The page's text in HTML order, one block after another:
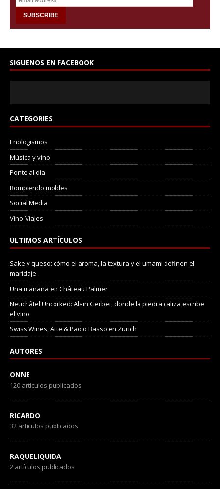
SIGUENOS EN FACEBOOK
CATEGORIES
Enologismos
Música y vino
Ponte al día
Rompiendo moldes
Social Media
Vino-Viajes
ULTIMOS ARTÍCULOS
Sake y queso: cómo el aroma, la textura y el umami definen el
maridaje
Una mañana en Château Palmer
Neuchâtel Uncorked: Alain Gerber, donde la piedra caliza escribe
el vino
Swiss Wines, Arte & Paolo Basso en Zürich
AUTORES
ONNE
120 artículos publicados
RICARDO
32 artículos publicados
RAQUELIQUIDA
2 artículos publicados